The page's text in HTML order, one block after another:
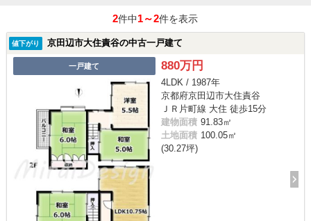
2件中1～2件を表示
値下がり 京田辺市大住責谷の中古一戸建て
一戸建て 880万円
4LDK / 1987年
京都府京田辺市大住責谷
ＪＲ片町線 大住 徒歩15分
建物面積 91.83㎡
土地面積 100.05㎡
(30.27坪)